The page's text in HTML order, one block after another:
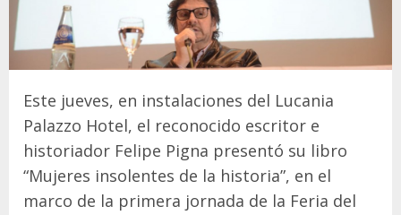
Este jueves, en instalaciones del Lucania
Palazzo Hotel, el reconocido escritor e
historiador Felipe Pigna presentó su libro
“Mujeres insolentes de la historia”, en el
marco de la primera jornada de la Feria del